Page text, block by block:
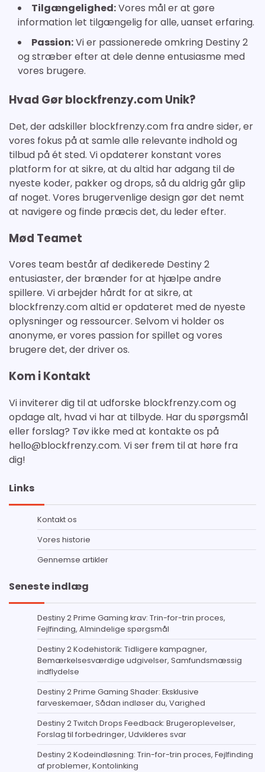
Tilgængelighed:Vores mål er at gøre
information let tilgængelig for alle, uanset erfaring.
Passion:Vi er passionerede omkring Destiny 2
og stræber efter at dele denne entusiasme med
vores brugere.
Hvad Gør blockfrenzy.com Unik?
Det, der adskiller blockfrenzy.com fra andre sider, er
vores fokus på at samle alle relevante indhold og
tilbud på ét sted. Vi opdaterer konstant vores
platform for at sikre, at du altid har adgang til de
nyeste koder, pakker og drops, så du aldrig går glip
af noget. Vores brugervenlige design gør det nemt
at navigere og finde præcis det, du leder efter.
Mød Teamet
Vores team består af dedikerede Destiny 2
entusiaster, der brænder for at hjælpe andre
spillere. Vi arbejder hårdt for at sikre, at
blockfrenzy.com altid er opdateret med de nyeste
oplysninger og ressourcer. Selvom vi holder os
anonyme, er vores passion for spillet og vores
brugere det, der driver os.
Kom i Kontakt
Vi inviterer dig til at udforske blockfrenzy.com og
opdage alt, hvad vi har at tilbyde. Har du spørgsmål
eller forslag? Tøv ikke med at kontakte os på
hello@blockfrenzy.com. Vi ser frem til at høre fra
dig!
Links
Kontakt os
Vores historie
Gennemse artikler
Seneste indlæg
Destiny 2 Prime Gaming krav: Trin-for-trin proces,
Fejlfinding, Almindelige spørgsmål
Destiny 2 Kodehistorik: Tidligere kampagner,
Bemærkelsesværdige udgivelser, Samfundsmæssig
indflydelse
Destiny 2 Prime Gaming Shader: Eksklusive
farveskemaer, Sådan indløser du, Varighed
Destiny 2 Twitch Drops Feedback: Brugeroplevelser,
Forslag til forbedringer, Udvikleres svar
Destiny 2 Kodeindløsning: Trin-for-trin proces, Fejlfinding
af problemer, Kontolinking